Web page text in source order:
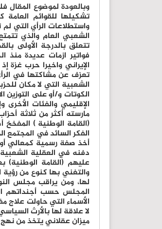
وبالعودة لموضوع المقال
تشكيلها للقوائم
واستطلاعات الرأي التي
الشعبي العام والذي
تتعلق بالدرجة الأولى
فواتير ازمات عديدة منذ
تعزف عن مشاكتها في
الشعبية التي لا مكان
الكوتات و/أو على التوزين
الإقليمي والفئات
مارسته أكثر من ثلاثة
(القامة الوطنية )
الفكر السائد في المجتمع
أخذ صفة رسمية كمعالي
دفنه في العقلية
عليهم (القامة الوطنية)
والتغني بها كنوع من رؤية
لها، ومن يراقب مجلس
المجلس حسب أجنداتهم
الأسماء التي حاولت علاج
لا علاقة لها بالأرث
ميزان عقلاني يتخذ من نهج